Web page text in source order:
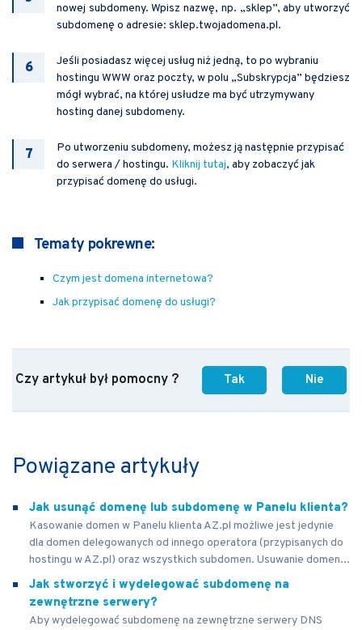
nowej subdomeny. Wpisz nazwę, np. „sklep”, aby utworzyć
subdomenę o adresie: sklep.twojadomena.pl.
Jeśli posiadasz więcej usług niż jedną, to po wybraniu
hostingu WWW oraz poczty, w polu „Subskrypcja” będziesz
mógł wybrać, na której usłudze ma być utrzymywany
hosting danej subdomeny.
Po utworzeniu subdomeny, możesz ją następnie przypisać
do serwera / hostingu. Kliknij tutaj, aby zobaczyć jak
przypisać domenę do usługi.
Tematy pokrewne:
Czym jest domena internetowa?
Jak przypisać domenę do usługi?
Czy artykuł był pomocny ? Tak Nie
Powiązane artykuły
Jak usunąć domenę lub subdomenę w Panelu klienta?
Kasowanie domen w Panelu klienta AZ.pl możliwe jest jedynie
dla domen delegowanych od innego operatora (przypisanych do
hostingu w AZ.pl) oraz wszystkich subdomen. Usuwanie domen...
Jak stworzyć i wydelegować subdomenę na
zewnętrzne serwery?
Aby wydelegować subdomenę na zewnętrzne serwery DNS